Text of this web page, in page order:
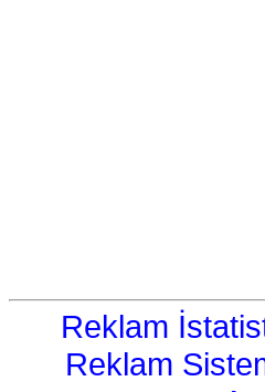
Reklam
Reklam